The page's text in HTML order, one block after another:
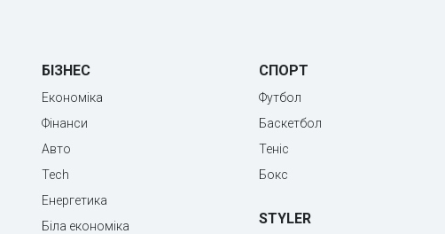
БІЗНЕС
Економіка
Фінанси
Авто
Tech
Енергетика
Біла економіка
СПОРТ
Футбол
Баскетбол
Теніс
Бокс
STYLER